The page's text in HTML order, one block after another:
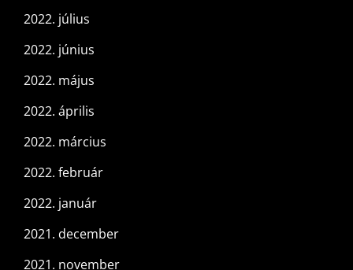
2022. július
2022. június
2022. május
2022. április
2022. március
2022. február
2022. január
2021. december
2021. november